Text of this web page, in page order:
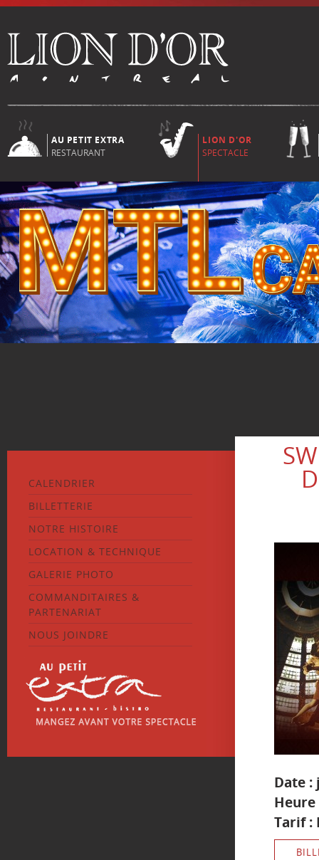
AU PETIT EXTRA
RESTAURANT
LION D'OR
SPECTACLE
CALENDRIER
BILLETTERIE
NOTRE HISTOIRE
LOCATION & TECHNIQUE
GALERIE PHOTO
COMMANDITAIRES &
PARTENARIAT
NOUS JOINDRE
Date :
Heure
Tarif :